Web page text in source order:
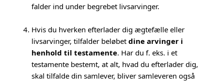
falder ind under begrebet livsarvinger.
Hvis du hverken efterlader dig ægtefælle eller
livsarvinger, tilfalder beløbet dine arvinger i
henhold til testamente. Har du f. eks. i et
testamente bestemt, at alt, hvad du efterlader dig,
skal tilfalde din samlever, bliver samleveren også